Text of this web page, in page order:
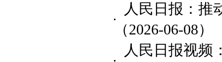
人民日报：推
（2026-06-08）
人民日报视频